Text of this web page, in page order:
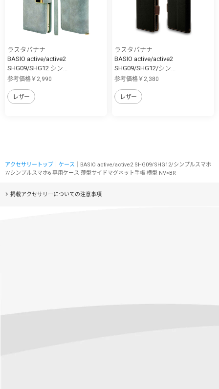
ラスタバナナ
BASIO active/active2
SHG09/SHG12 シン...
参考価格￥2,990
レザー
ラスタバナナ
BASIO active/active2
SHG09/SHG12/シン...
参考価格￥2,380
レザー
アクセサリートップ ケース ｜BASIO active/active2 SHG09/SHG12/シンプルスマホ
7/シンプルスマホ6 専用ケース 薄型サイドマグネット手帳 横型 NV×BR
掲載アクセサリーについての注意事項